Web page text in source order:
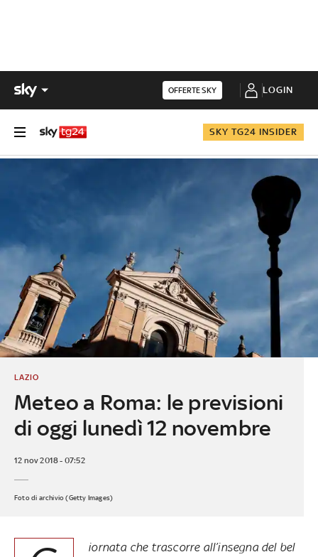
OFFERTE SKY LOGIN
SKY TG24 INSIDER
Meteo a Roma: le previsioni
di oggi lunedì 12 novembre
LAZIO
12 nov 2018 - 07:52
Foto di archivio (Getty Images)
iornata che trascorre all’insegna del bel